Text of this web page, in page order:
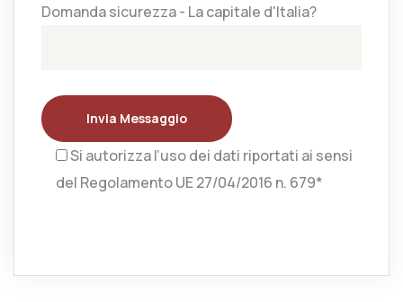
Domanda sicurezza - La capitale d'Italia?
Invia Messaggio
Si autorizza l’uso dei dati riportati ai sensi
del Regolamento UE 27/04/2016 n. 679*